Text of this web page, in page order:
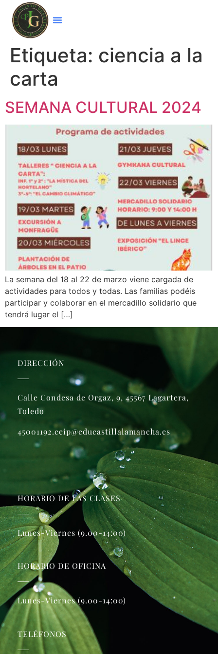
Etiqueta: ciencia a la
carta
SEMANA CULTURAL 2024
La semana del 18 al 22 de marzo viene cargada de
actividades para todos y todas. Las familias podéis
participar y colaborar en el mercadillo solidario que
tendrá lugar el […]
DIRECCIÓN
Calle Condesa de Orgaz, 9, 45567 Lagartera,
Toledo
45001192.ceip@educastillalamancha.es
HORARIO DE LAS CLASES
Lunes-Viernes (9.00-14:00)
HORARIO DE OFICINA
Lunes-Viernes (9.00-14:00)
TELÉFONOS